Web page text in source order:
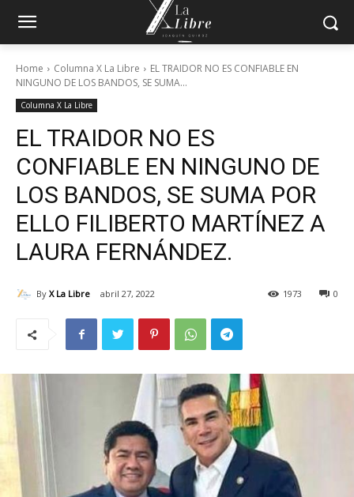
Home Columna X La Libre
EL TRAIDOR NO ES CONFIABLE EN
NINGUNO DE LOS BANDOS, SE SUMA...
Columna X La Libre
EL TRAIDOR NO ES
CONFIABLE EN NINGUNO DE
LOS BANDOS, SE SUMA POR
ELLO FILIBERTO MARTÍNEZ A
LAURA FERNÁNDEZ.
By X La Libre abril 27, 2022 0
1973